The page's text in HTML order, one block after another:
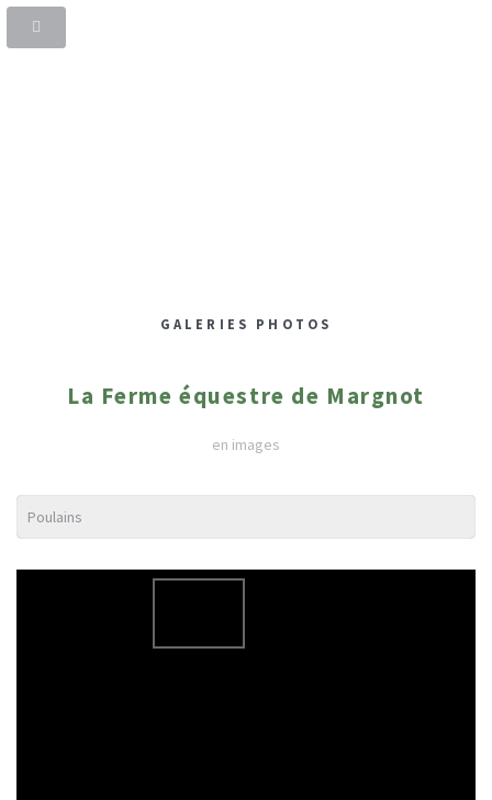
GALERIES PHOTOS
La Ferme équestre de Margnot
en images